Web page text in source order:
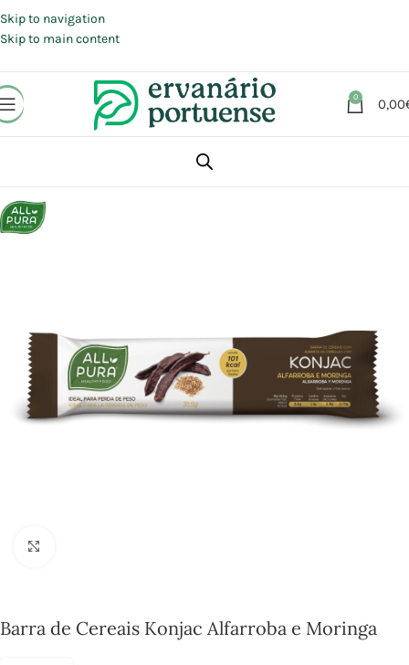
Skip to navigation
Skip to main content
0 0,00
Alimentação
Barra de Cereais Konjac Alfarroba e Moringa